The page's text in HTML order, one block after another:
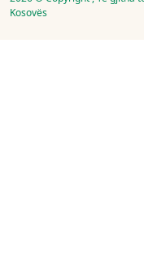
Kosovës